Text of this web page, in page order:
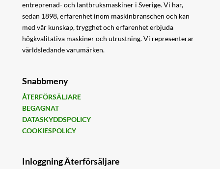
entreprenad- och lantbruksmaskiner i Sverige. Vi har,
sedan 1898, erfarenhet inom maskinbranschen och kan
med vår kunskap, trygghet och erfarenhet erbjuda
högkvalitativa maskiner och utrustning. Vi representerar
världsledande varumärken.
Snabbmeny
ÅTERFÖRSÄLJARE
BEGAGNAT
DATASKYDDSPOLICY
COOKIESPOLICY
Inloggning Återförsäljare